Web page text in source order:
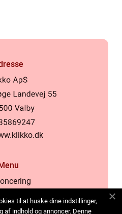
Menu
til at huske dine indstillinger,
af indhold og annoncer. Denne